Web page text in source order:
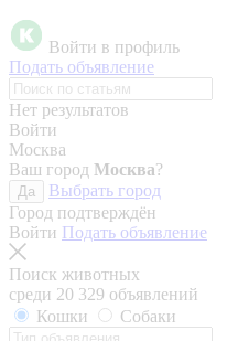
Войти в профиль
Подать объявление
Нет результатов
Войти
Москва
Ваш город Москва?
Да
Выбрать город
Город подтверждён
Войти Подать объявление
Поиск животных
среди 20 329 объявлений
Кошки
Собаки